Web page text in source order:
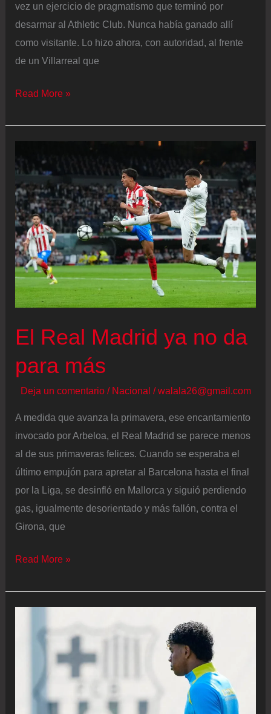
vez un ejercicio de pragmatismo que terminó por
desarmar al Athletic Club. Nunca había ganado allí
como visitante. Lo hizo ahora, con autoridad, al frente
de un Villarreal que
Marcelino
su
en
San
Mamés
y
el
Villarreal
tumba
Athletic
Read More »
El Real Madrid ya no da
para más
Deja un comentario / Nacional /walala26@gmail.com
A medida que avanza la primavera, ese encantamiento
invocado por Arbeloa, el Real Madrid se parece menos
al de sus primaveras felices. Cuando se esperaba el
último empujón para apretar al Barcelona hasta el final
por la Liga, se desinfló en Mallorca y siguió perdiendo
gas, igualmente desorientado y más fallón, contra el
Girona, que
El
Madrid
Read More »